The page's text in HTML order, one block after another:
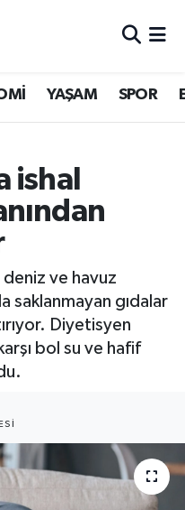
YAŞAM SPOR
ishal
deniz ve havuz
saklanmayan gıdalar
Diyetisyen
bol su ve hafif